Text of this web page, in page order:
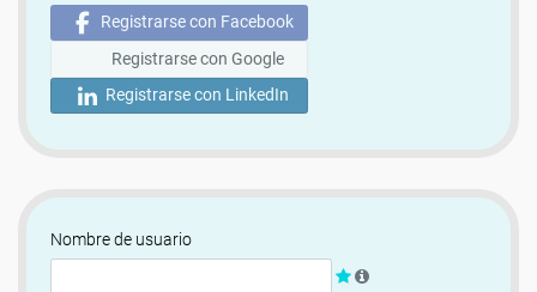
Registrarse con Facebook
Registrarse con Google
Registrarse con LinkedIn
Nombre de usuario